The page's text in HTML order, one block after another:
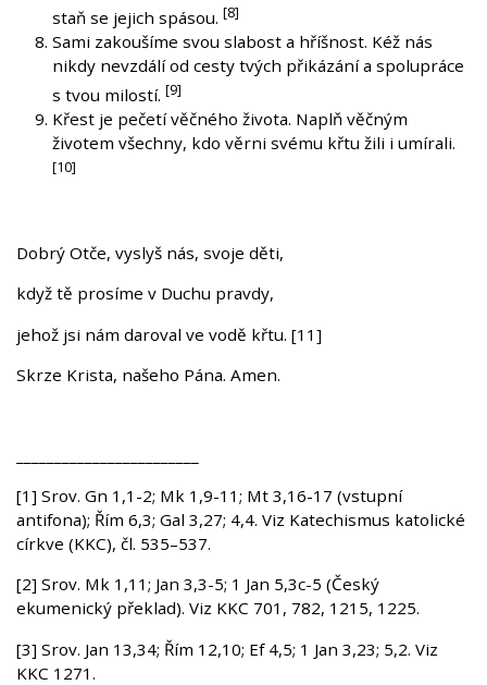
staň se jejich spásou.[8]
Sami zakoušíme svou slabost a hříšnost. Kéž nás
nikdy nevzdálí od cesty tvých přikázání a spolupráce
s tvou milostí.[9]
Křest je pečetí věčného života. Naplň věčným
životem všechny, kdo věrni svému křtu žili i umírali.
[10]
Dobrý Otče, vyslyš nás, svoje děti,
když tě prosíme v Duchu pravdy,
jehož jsi nám daroval ve vodě křtu. [11]
Skrze Krista, našeho Pána. Amen.
[1] Srov. Gn 1,1-2; Mk 1,9-11; Mt 3,16-17 (vstupní
antifona); Řím 6,3; Gal 3,27; 4,4. Viz Katechismus katolické
církve (KKC), čl. 535–537.
[2] Srov. Mk 1,11; Jan 3,3-5; 1 Jan 5,3c-5 (Český
ekumenický překlad). Viz KKC 701, 782, 1215, 1225.
[3] Srov. Jan 13,34; Řím 12,10; Ef 4,5; 1 Jan 3,23; 5,2. Viz
KKC 1271.